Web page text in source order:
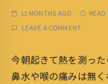
11 MONTHS AGO
LEAVE A COMMENT
今朝起きて熱を測った
鼻水や喉の痛みは無く